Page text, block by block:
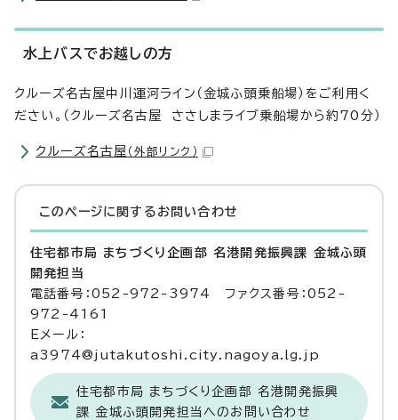
水上バスでお越しの方
クルーズ名古屋中川運河ライン（金城ふ頭乗船場）をご利用く
ださい。（クルーズ名古屋 ささしまライブ乗船場から約70分）
クルーズ名古屋 （外部リンク）
このページに関する お問い合わせ
住宅都市局 まちづくり企画部 名港開発振興課 金城ふ頭
開発担当
電話番号：052-972-3974 ファクス番号：052-
972-4161
Eメール：
a3974@jutakutoshi.city.nagoya.lg.jp
住宅都市局 まちづくり企画部 名港開発振興
課 金城ふ頭開発担当へのお問い合わせ